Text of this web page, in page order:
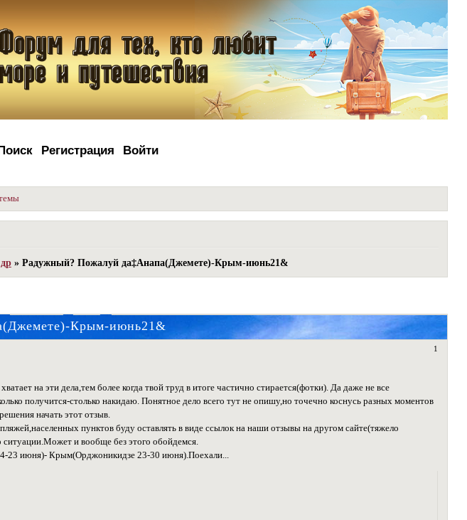
Регистрация Войти
» Радужный? Пожалуй да‡Анапа(Джемете)-Крым-июнь21&
Крым-июнь21&
1
на эти дела,тем более когда твой труд в итоге частично стирается(фотки). Да даже не все
получится-столько накидаю. Понятное дело всего тут не опишу,но точечно коснусь разных моментов
начать этот отзыв.
пунктов буду оставлять в виде ссылок на наши отзывы на другом сайте(тяжело
и вообще без этого обойдемся.
23 июня)- Крым(Орджоникидзе 23-30 июня).Поехали...